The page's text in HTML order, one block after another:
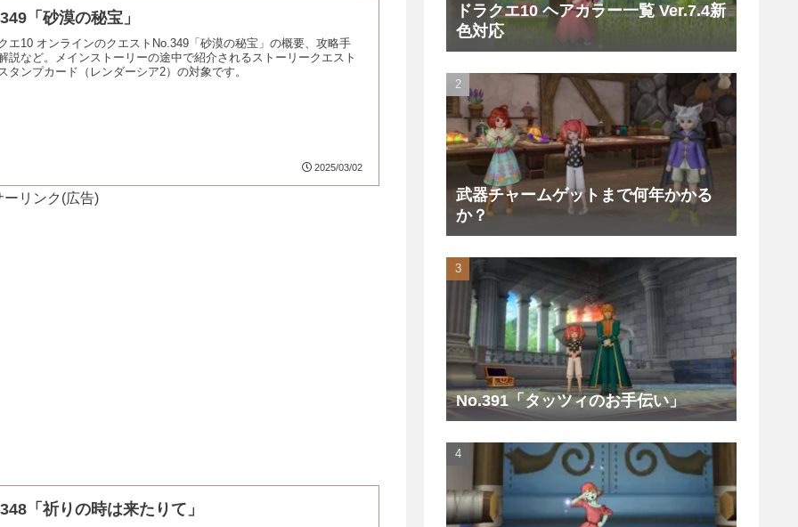
「砂漠の秘宝」
エ10 オンラインのクエストNo.349「砂漠の秘宝」の概要、攻略手
説など。メインストーリーの途中で紹介されるストーリークエスト
タンプカード（レンダーシア2）の対象です。
2025/03/02
ーリンク(広告)
「祈りの時は来たりて」
ドラクエ10 ヘアカラー一覧 Ver.7.4新
色対応
武器チャームゲットまで何年かかる
か？
No.391「タッツィのお手伝い」